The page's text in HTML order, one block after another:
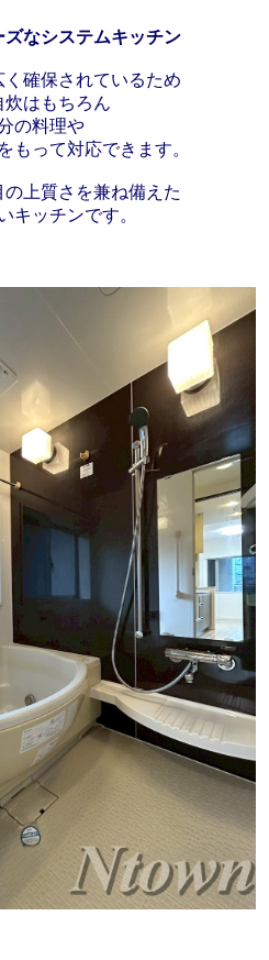
ズなシステムキッチン
確保されているため
炊はもちろん
の料理や
もって対応できます。
上質さを兼ね備えた
キッチンです。